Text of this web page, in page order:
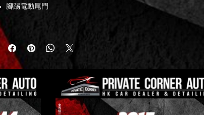
腳踢電動尾門